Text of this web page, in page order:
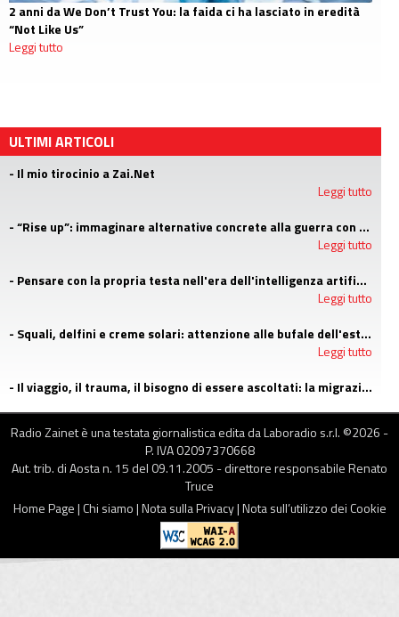
2 anni da We Don’t Trust You: la faida ci ha lasciato in eredità
“Not Like Us”
Leggi tutto
ULTIMI ARTICOLI
- Il mio tirocinio a Zai.Net
Leggi tutto
- “Rise up”: immaginare alternative concrete alla guerra con i campi estivi di Emergency
Leggi tutto
- Pensare con la propria testa nell'era dell'intelligenza artificiale
Leggi tutto
- Squali, delfini e creme solari: attenzione alle bufale dell'estate
Leggi tutto
- Il viaggio, il trauma, il bisogno di essere ascoltati: la migrazione agli occhi di uno psicologo di LGNET
Radio Zainet è una testata giornalistica edita da Laboradio s.r.l. ©2026 -
P. IVA 02097370668
Aut. trib. di Aosta n. 15 del 09.11.2005 - direttore responsabile Renato
Truce
Home Page|Chi siamo|Nota sulla Privacy|Nota sull’utilizzo dei Cookie